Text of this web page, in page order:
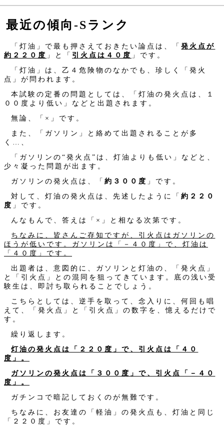
最近の傾向‐Sランク
「灯油」で最も押さえておきたい論点は、「発火点が
約２２０度 」と「 引火点は４０度 」です。
「灯油」は、乙４危険物のなかでも、珍しく「発火
点」が問われます。
本試験の定番の問題としては、「灯油の発火点は、１
００度より低い」などと出題されます。
無論、「×」です。
また、「ガソリン」と絡めて出題されることが多
く…、
「ガソリンの“発火点”は、灯油よりも低い」などと、
少々凝った問題が出ます。
ガソリンの発火点は、「約３００度 」です。
対して、灯油の発火点は、先述したように「約２２０
度 」です。
んなもんで、答えは「×」と相なる次第です。
ちなみに、皆さんご存知ですが、引火点はガソリンの
ほうが低いです。ガソリンは「－４０度」で、灯油は
「４０度」です。
出題者は、意図的に、ガソリンと灯油の、「発火点」
と「引火点」との混同を狙ってきています。底の浅い受
験生は、即討ち取られることでしょう。
こちらとしては、逆手を取って、念入りに、何回も唱
えて、「発火点」と「引火点」の数字を、憶えるだけで
す。
繰り返します。
灯油の発火点は「２２０度」で、引火点は「４０
度」。
ガソリンの発火点は「３００度」で、引火点「－４０
度」。
ガチンコで暗記しておくのが無難です。
ちなみに、お友達の「軽油」の発火点も、灯油と同じ
「２２０度」です。